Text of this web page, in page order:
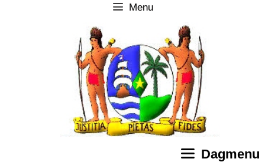
Menu
Dagmenu